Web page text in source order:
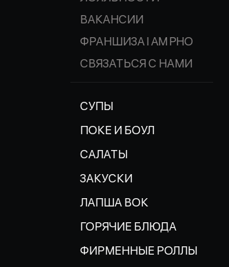
ВАКАНСИИ
ФРАНШИЗА I AM PHO
СВЯЗАТЬСЯ С НАМИ
СУПЫ
ПОКЕ И БОУЛ
САЛАТЫ
ЗАКУСКИ
ЛАПША ВОК
ГОРЯЧИЕ БЛЮДА
ФИРМЕННЫЕ РОЛЛЫ